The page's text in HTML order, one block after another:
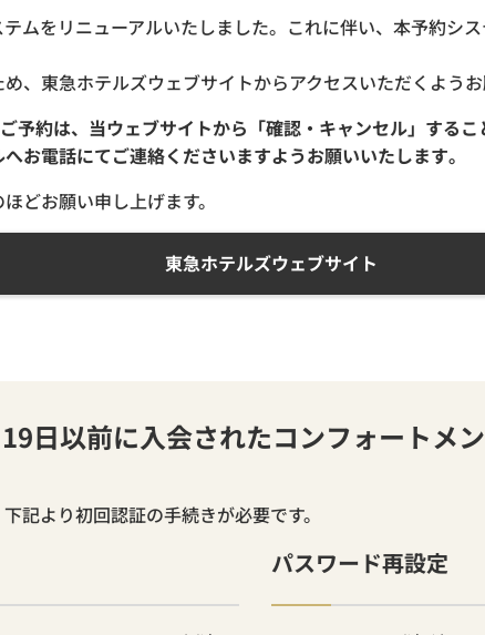
ムをリニューアルいたしました。これに伴い、本予約シ
、東急ホテルズウェブサイトからアクセスいただくようお
予約は、当ウェブサイトから「確認・キャンセル」するこ
お電話にてご連絡くださいますようお願いいたします。
どお願い申し上げます。
東急ホテルズウェブサイト
日以前に入会されたコンフォートメ
記より初回認証の手続きが必要です。
パスワード再設定